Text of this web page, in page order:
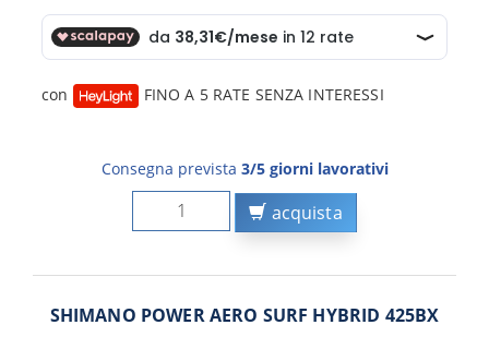
con FINO A 5 RATE SENZA INTERESSI
Consegna prevista 3/5 giorni lavorativi
acquista
SHIMANO POWER AERO SURF HYBRID 425BX